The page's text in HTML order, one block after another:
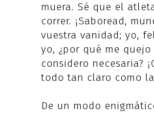
muera. Sé que el
correr. ¡Saboread,
vuestra vanidad; yo,
yo, ¿por qué me
considero necesaria?
todo tan claro como
De un modo